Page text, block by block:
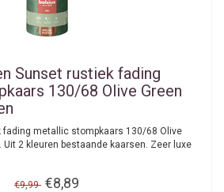
Sunset rustiek fading
130/68 Olive Green
fading metallic stompkaars 130/68 Olive
Uit 2 kleuren bestaande kaarsen. Zeer luxe
€9,99 €8,89